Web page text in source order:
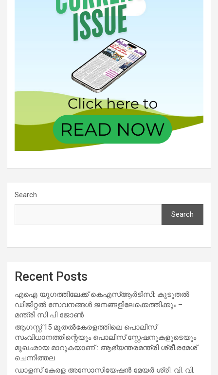
Search
Search
Recent Posts
എഐ യുഗത്തിലേക്ക് കെഎസ്ആർടിസി: കൂടുതൽ
ഡിജിറ്റൽ സേവനങ്ങൾ ജനങ്ങളിലേക്കെത്തിക്കും –
മന്ത്രി സി പി ജോൺ
ആഗസ്റ്റ് 15 മുതല്‍കേരളത്തിലെ പൊലീസ്
സംവിധാനത്തിന്റെയും പൊലീസ് സ്റ്റേഷനുകളുടെയും
മുഖഛായ മാറുകയാണ് : ആഭ്യന്തരമന്ത്രി ശ്രീ.രമേശ്
ചെന്നിത്തല
ഡാളസ് കേരള അസോസിയേഷൻ മേയർ ശ്രീ. വി. വി.